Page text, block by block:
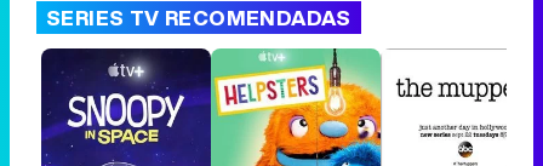
SERIES TV RECOMENDADAS